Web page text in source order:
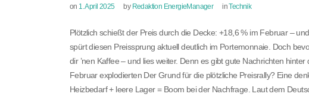
on 1. April 2025 by Redaktion EnergieManager inTechnik
Plötzlich schießt der Preis durch die Decke: +18,6 % im Februar –
spürt diesen Preissprung aktuell deutlich im Portemonnaie. Doch
dir ’nen Kaffee – und lies weiter. Denn es gibt gute Nachrichten
Februar explodierten Der Grund für die plötzliche Preisrally? Eine
Heizbedarf + leere Lager = Boom bei der Nachfrage. Laut dem